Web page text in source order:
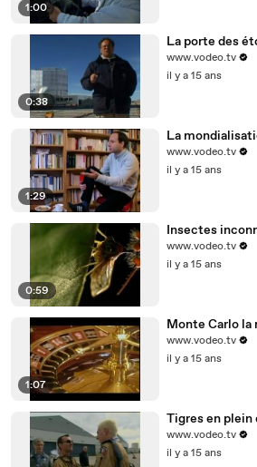
1:00
0:38
La porte des
www.vodeo.tv
il y a 15 ans
1:29
La
www.vodeo.tv
il y a 15 ans
0:59
Insectes
www.vodeo.tv
il y a 15 ans
1:07
Monte Carlo la
www.vodeo.tv
il y a 15 ans
Tigres en plein
www.vodeo.tv
il y a 15 ans